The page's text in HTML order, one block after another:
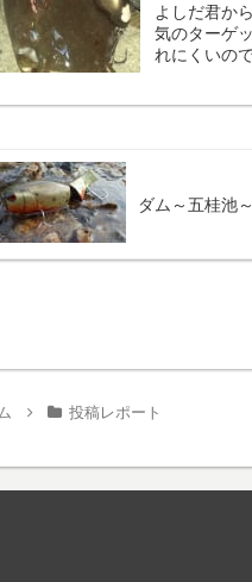
よしだ君か
気のターゲ
れにくいの
ダム～五桂池
投稿レポート